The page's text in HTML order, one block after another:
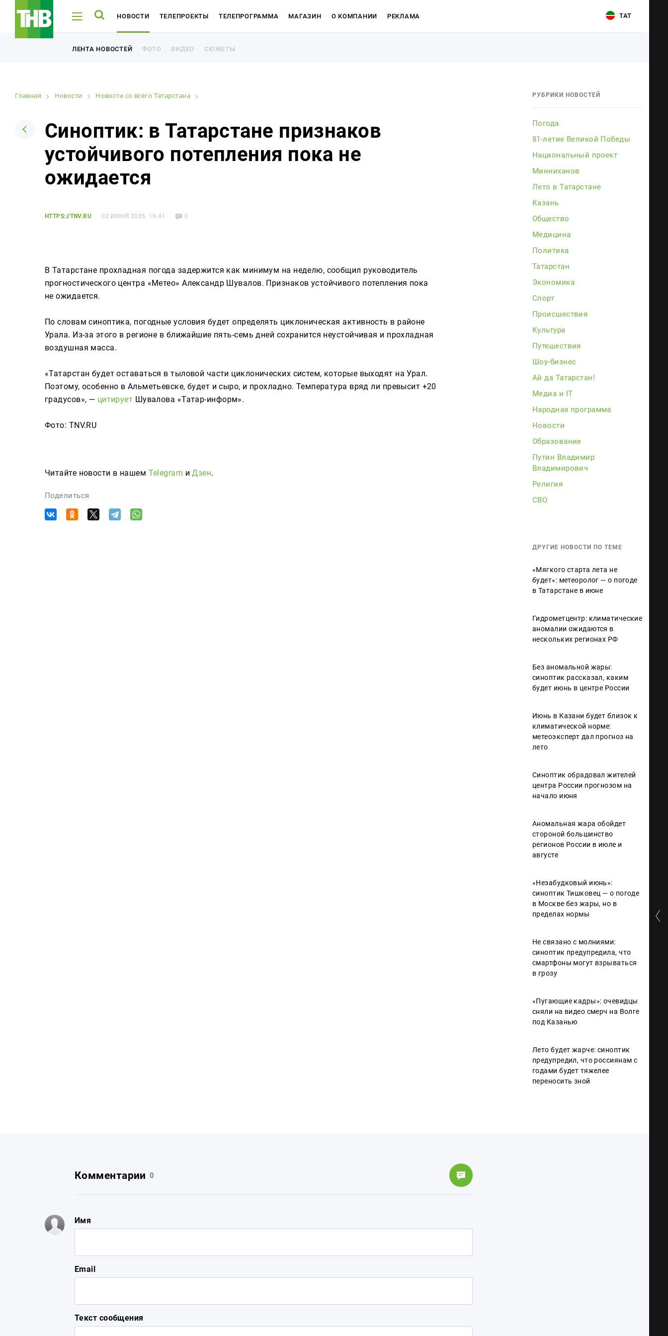
НОВОСТИ
ЛЕНТА НОВОСТЕЙ ФОТО ВИДЕО СЮЖЕТЫ
ТЕЛЕПРОЕКТЫ ТЕЛЕПРОГРАММА
ТНВ-ТАТАРСТАН ТНВ-ПЛАНЕТА
МАГАЗИН О КОМПАНИИ РЕКЛАМА ТАТ
ЛЕНТА НОВОСТЕЙ ФОТО ВИДЕО СЮЖЕТЫ
Новости
Лента новостей
Видео
Телепроекты
Телепрограмма
ТНВ-Татарстан
Главная Новости Новости со всего Татарстана
Синоптик: в Татарстане признаков
устойчивого потепления пока не
ожидается
HTTPS://TNV.RU 02 ИЮНЯ 2026, 16:41 0
В Татарстане прохладная погода задержится как минимум на неделю, сообщил руководитель
прогностического центра «Метео» Александр Шувалов. Признаков устойчивого потепления пока
не ожидается.
По словам синоптика, погодные условия будет определять циклоническая активность в районе
Урала. Из-за этого в регионе в ближайшие пять-семь дней сохранится неустойчивая и прохладная
воздушная масса.
«Татарстан будет оставаться в тыловой части циклонических систем, которые выходят на Урал.
Поэтому, особенно в Альметьевске, будет и сыро, и прохладно. Температура вряд ли превысит +20
градусов», — цитирует Шувалова «Татар-информ».
Фото: TNV.RU
Читайте новости в нашем Telegram иДзен.
Поделиться
РУБРИКИ НОВОСТЕЙ
Погода
81-летие Великой Победы
Национальный проект
Минниханов
Лето в Татарстане
Казань
Общество
Медицина
Политика
Татарстан
Экономика
Спорт
Происшествия
Культура
Путешествия
Шоу-бизнес
Ай да Татарстан!
Медиа и IT
Народная программа
Новости
Образование
Путин Владимир
Владимирович
Религия
СВО
ДРУГИЕ НОВОСТИ ПО ТЕМЕ
«Мягкого старта лета не
будет»: метеоролог — о погоде
в Татарстане в июне
Гидрометцентр: климатические
аномалии ожидаются в
нескольких регионах РФ
Без аномальной жары:
синоптик рассказал, каким
будет июнь в центре России
Июнь в Казани будет близок к
климатической норме:
метеоэксперт дал прогноз на
лето
Синоптик обрадовал жителей
центра России прогнозом на
начало июня
Аномальная жара обойдет
стороной большинство
регионов России в июле и
августе
«Незабудковый июнь»:
синоптик Тишковец — о погоде
в Москве без жары, но в
пределах нормы
Не связано с молниями:
синоптик предупредила, что
смартфоны могут взрываться
в грозу
«Пугающие кадры»: очевидцы
сняли на видео смерч на Волге
под Казанью
Лето будет жарче: синоптик
предупредил, что россиянам с
годами будет тяжелее
переносить зной
Комментарии 0
Имя
Email
Текст сообщения